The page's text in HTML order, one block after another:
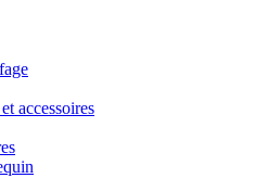
accessoires